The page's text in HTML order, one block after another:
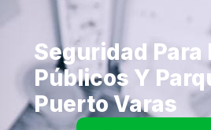
Seguridad Para
Públicos Y
Puerto Varas